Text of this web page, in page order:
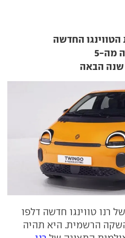
הטווינגו החדשה
מה-5
שנה הבאה
רנו טווינגו חדשה דלפו
הרשמית. היא תהיה